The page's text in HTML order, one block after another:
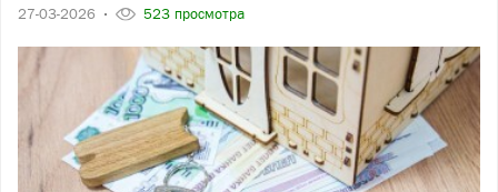
27-03-2026 523 просмотра